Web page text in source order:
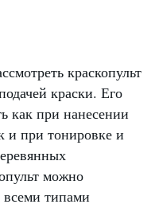
краскопульт
краски. Его
как при нанесении
и при тонировке и
можно
всеми типами